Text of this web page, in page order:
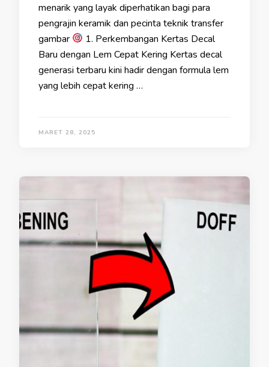
menarik yang layak diperhatikan bagi para
pengrajin keramik dan pecinta teknik transfer
gambar
1. Perkembangan Kertas Decal
Baru dengan Lem Cepat Kering Kertas decal
generasi terbaru kini hadir dengan formula lem
yang lebih cepat kering …
MARET 28, 2025